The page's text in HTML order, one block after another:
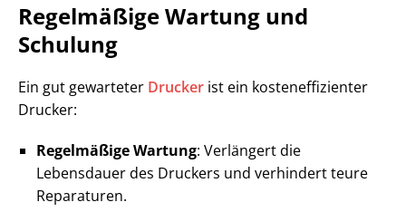
Regelmäßige Wartung und
Schulung
Ein gut gewarteter Drucker ist ein kosteneffizienter
Drucker:
Regelmäßige Wartung: Verlängert die
Lebensdauer des Druckers und verhindert teure
Reparaturen.